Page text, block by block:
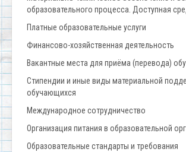
образовательного процесса. Доступная
Платные образовательные услуги
Финансово-хозяйственная деятельность
Вакантные места для приёма (перевода)
Стипендии и иные виды материальной
обучающихся
Международное сотрудничество
Организация питания в образовательной
Образовательные стандарты и требования